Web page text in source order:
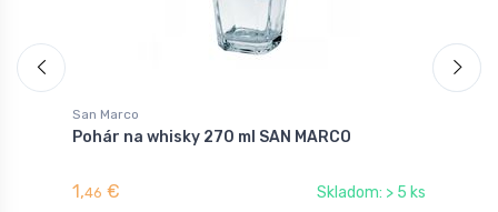
San Marco
Pohár na whisky 270 ml SAN MARCO
1,46 € Skladom: > 5 ks